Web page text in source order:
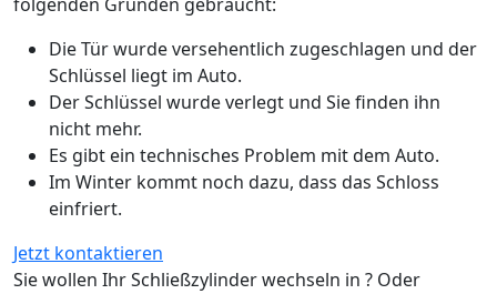
Die Tür wurde versehentlich zugeschlagen und der
Schlüssel liegt im Auto.
Der Schlüssel wurde verlegt und Sie finden ihn
nicht mehr.
Es gibt ein technisches Problem mit dem Auto.
Im Winter kommt noch dazu, dass das Schloss
einfriert.
Jetzt kontaktieren
Sie wollen Ihr Schließzylinder wechseln in ? Oder